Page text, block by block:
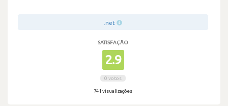
.net
SATISFAÇÃO
2.9
0 votos
741 visualizações